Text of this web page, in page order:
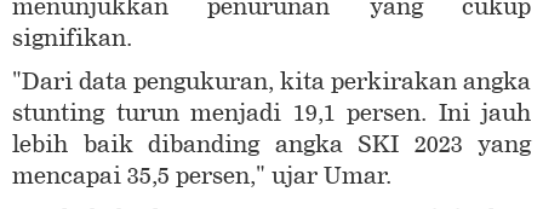
menunjukkan penurunan yang cukup
signifikan.
"Dari data pengukuran, kita perkirakan angka
stunting turun menjadi 19,1 persen. Ini jauh
lebih baik dibanding angka SKI 2023 yang
mencapai 35,5 persen," ujar Umar.